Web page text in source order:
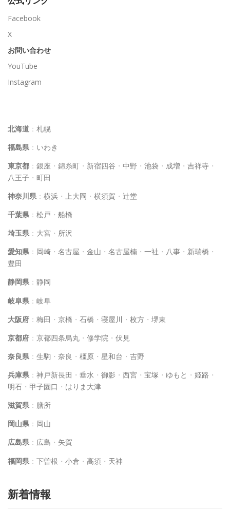
Facebook
X
お問い合わせ
YouTube
Instagram
北海道 ： 札幌
福島県 ： いわき
東京都 ： 銀座 ・ 錦糸町 ・ 新宿四谷 ・ 中野 ・ 池袋 ・ 成増 ・ 吉祥寺 ・
八王子 ・ 町田
神奈川県 ： 横浜 ・ 上大岡 ・ 横須賀 ・ 辻堂
千葉県 ： 松戸 ・ 船橋
埼玉県 ： 大宮 ・ 所沢
愛知県 ： 岡崎 ・ 名古屋 ・ 金山 ・ 名古屋楠 ・ 一社 ・ 八事 ・ 新瑞橋 ・
豊田
静岡県 ： 静岡
岐阜県 ： 岐阜
大阪府 ： 梅田 ・ 京橋 ・ 石橋 ・ 寝屋川 ・ 枚方 ・ 堺東
京都府 ： 京都四条烏丸 ・ 修学院 ・ 伏見
奈良県 ： 生駒 ・ 奈良 ・ 橿原 ・ 星和台 ・ 吉野
兵庫県 ： 神戸新長田 ・ 垂水 ・ 御影 ・ 西宮 ・ 宝塚 ・ ゆもと ・ 姫路 ・
明石 ・ 甲子園口 ・ はりま大津
滋賀県 ： 膳所
岡山県 ： 岡山
広島県 ： 広島 ・ 矢賀
福岡県 ： 下曽根 ・ 小倉 ・ 高須 ・ 天神
新着情報